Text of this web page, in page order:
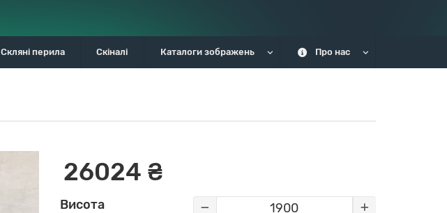
Скляні перила Скіналі Каталоги зображень Про нас
26024 ₴
Висота